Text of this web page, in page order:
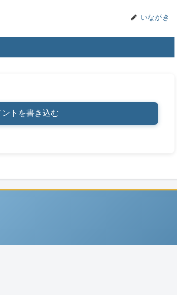
いながき
ントを書き込む